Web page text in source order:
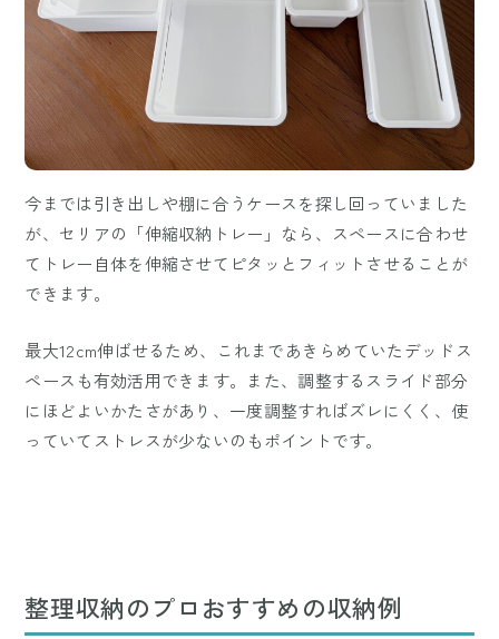
今までは引き出しや棚に合うケースを探し回っていました
が、セリアの「伸縮収納トレー」なら、スペースに合わせ
てトレー自体を伸縮させてピタッとフィットさせることが
できます。
最大12cm伸ばせるため、これまであきらめていたデッドス
ペースも有効活用できます。また、調整するスライド部分
にほどよいかたさがあり、一度調整すればズレにくく、使
っていてストレスが少ないのもポイントです。
整理収納のプロおすすめの収納例